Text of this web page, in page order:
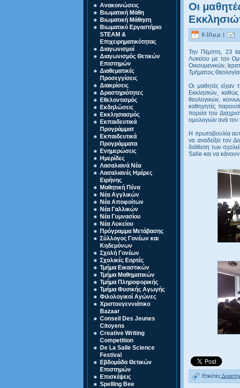
Ανακοινώσεις
Βιωματική Μάθη
Βιωματική Μάθηση
Βιωματικό Εργαστήριο
STEAM &
Επιχειρηματικότητας
Διαγωνισμοί
Διαγωνισμός Θετικών
Επιστημών
Διαθεματικές
Προσεγγίσεις
Διακρίσεις
Δραστηριότητες
Εθελοντισμός
Εκδηλώσεις
Εκκλησιασμός
Εκπαιδευτικά
Προγράμματ
Εκπαιδευτικά
Προγράμματα
Ενημερώσεις
Ημερίδες
Λασαλιανά Νέα
Λασαλιανές Ημέρες
Ειρήνης
Μαθητική Πένα
Νέα Αγγλικών
Νέα Αποφοίτων
Νέα Γαλλικών
Νέα Γυμνασίου
Νέα Λυκείου
Πρόγραμμα Μετάβασης
Σύλλογος Γονέων και
Κηδεμόνων
Σχολή Γονέων
Σχολικές Εορτές
Τμήμα Εικαστικών
Τμήμα Μαθηματικών
Τμήμα Πληροφορικής
Τμήμα Φυσικής Αγωγής
Φιλολογικοί Αγώνες
Χριστουγεννιάτικο
Bazaar
Conseil Des Jeunes
Citoyens
Creative Writing
Competition
De La Salle Science
Festival
Eβδομάδα Θετικών
Επιστημών
Eπισκέψεις
Spelling Bee
Οι
6:10 μ.μ. |
Την Πέμπτη, 23
Λυκείου με τον
Οικουμενικών,
Τμήματος
Οι μαθητές είχαν
Εκκλησιών,
θεολογικών,
καθηγητές
πορεία του
ομολογιών ανά τον
Η πρωτοβουλία
να αναδείξει τον
διάθεση των
Salle και να
Ετικέτες